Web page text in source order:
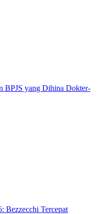
BPJS yang Dihina Dokter-
Bezzecchi Tercepat